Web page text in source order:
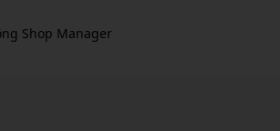
Shop Manager